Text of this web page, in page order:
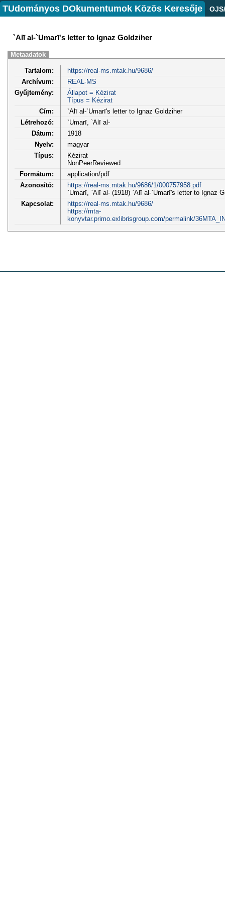
TUdományos DOkumentumok Közös Keresője
`Alī al-`Umarī's letter to Ignaz Goldziher
Metaadatok
Tartalom:
https://real-ms.mtak.hu/9686/
Archívum:
REAL-MS
Gyűjtemény:
Állapot = Kézirat
Típus = Kézirat
Cím:
`Alī al-`Umarī's letter to Ignaz Goldziher
Létrehozó:
`Umarī, `Alī al-
Dátum:
1918
Nyelv:
magyar
Típus:
Kézirat
NonPeerReviewed
Formátum:
application/pdf
Azonosító:
https://real-ms.mtak.hu/9686/1/000757958.pdf
`Umarī, `Alī al- (1918) `Alī al-`Umarī's letter to Ignaz
Kapcsolat:
https://real-ms.mtak.hu/9686/
https://mta-
konyvtar.primo.exlibrisgroup.com/permalink/